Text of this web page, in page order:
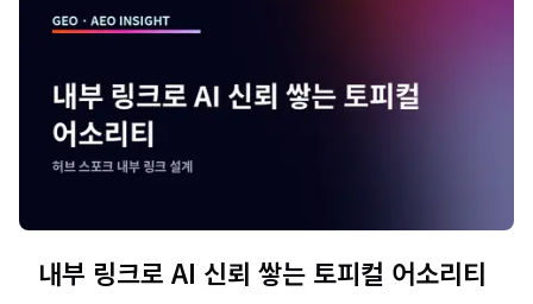
내부 링크로 AI 신뢰 쌓는 토피컬 어소리티